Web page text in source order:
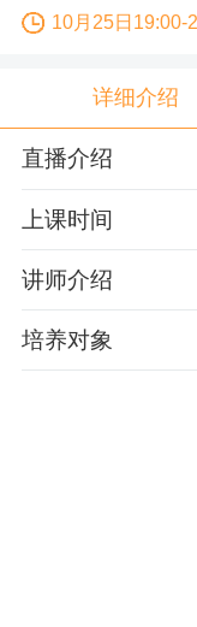
10月25日19:00-
详细介绍
直播介绍
上课时间
讲师介绍
培养对象